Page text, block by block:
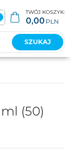
SZUKAJ
TWÓJ KOSZYK:
0,00 PLN
(50)